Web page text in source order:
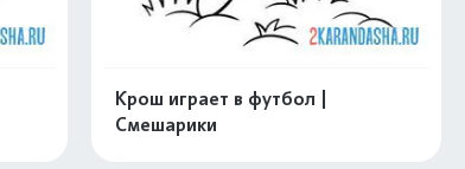
Крош играет в футбол |
Смешарики